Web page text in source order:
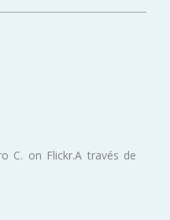
C. on Flickr.A través de